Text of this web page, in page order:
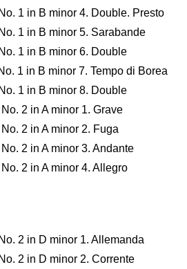
1 in B minor 4. Double. Presto
1 in B minor 5. Sarabande
1 in B minor 6. Double
1 in B minor 7. Tempo di Borea
1 in B minor 8. Double
2 in A minor 1. Grave
2 in A minor 2. Fuga
2 in A minor 3. Andante
2 in A minor 4. Allegro
2 in D minor 1. Allemanda
2 in D minor 2. Corrente